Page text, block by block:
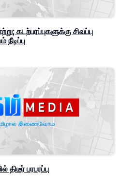
கடற்பரப்புகளுக்கு சிவப்பு
திடீர் பரபரப்பு